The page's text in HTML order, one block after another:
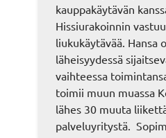
kauppakäytävän
Hissiurakoinnin
liukukäytävää. Hansa
läheisyydessä
vaihteessa
toimii muun muassa
lähes 30 muuta
palveluyritystä.